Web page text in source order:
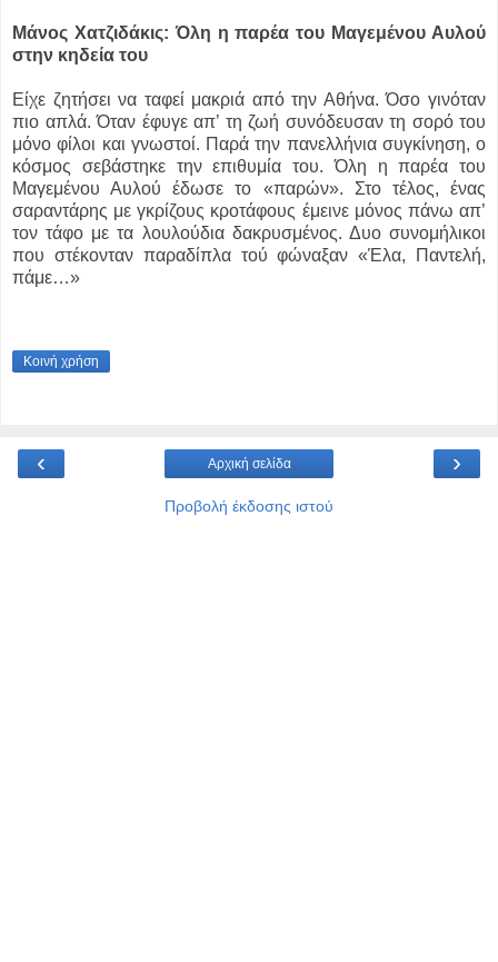
Μάνος Χατζιδάκις: Όλη η παρέα του Μαγεμένου Αυλού
στην κηδεία του
Είχε ζητήσει να ταφεί μακριά από την Αθήνα. Όσο γινόταν
πιο απλά. Όταν έφυγε απ’ τη ζωή συνόδευσαν τη σορό του
μόνο φίλοι και γνωστοί. Παρά την πανελλήνια συγκίνηση, ο
κόσμος σεβάστηκε την επιθυμία του. Όλη η παρέα του
Μαγεμένου Αυλού έδωσε το «παρών». Στο τέλος, ένας
σαραντάρης με γκρίζους κροτάφους έμεινε μόνος πάνω απ’
τον τάφο με τα λουλούδια δακρυσμένος. Δυο συνομήλικοι
που στέκονταν παραδίπλα τού φώναξαν «Έλα, Παντελή,
πάμε…»
Κοινή χρήση
‹ ›
Αρχική σελίδα
Προβολή έκδοσης ιστού